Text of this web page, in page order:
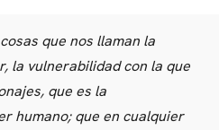
que nos llaman la
la vulnerabilidad con la que
que es la
humano; que en cualquier